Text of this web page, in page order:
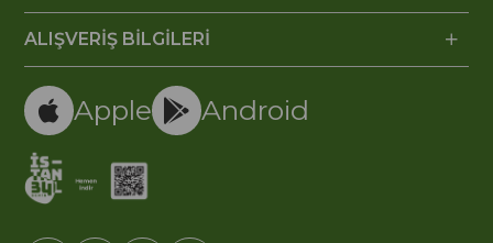
ALIŞVERİŞ BİLGİLERİ
Apple Android